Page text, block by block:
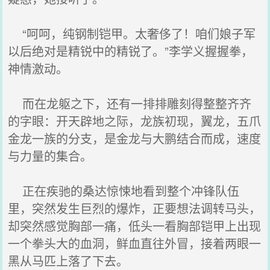
“呵呵，纯钢制铠甲。太奢侈了！咱们娘子军
以后绝对是精锐中的精锐了。”李学义握握拳，
神情激动。
而在龙躯之下，还有一排排雕刻得整整齐齐
的字眼：开天辟地之际，龙族初现，翼龙，五爪
金龙一族的分支，是金龙与大鹏结合而成，速度
与力量的集合。
正在疾驰的桑达惊悚地看到整个冲锋队伍
里，突然发生巨烈的爆炸，正要想法调转马头，
却突然感觉胸部一痛，低头一看胸部铠甲上出现
一个拳头大的血洞，鲜血直往外冒，接着两眼一
黑从马匹上落了下去。